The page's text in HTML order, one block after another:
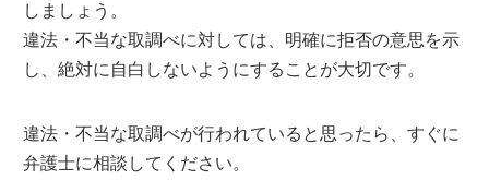
しましょう。
違法・不当な取調べに対しては、明確に拒否の意思を示
し、絶対に自白しないようにすることが大切です。
違法・不当な取調べが行われていると思ったら、すぐに
弁護士に相談してください。